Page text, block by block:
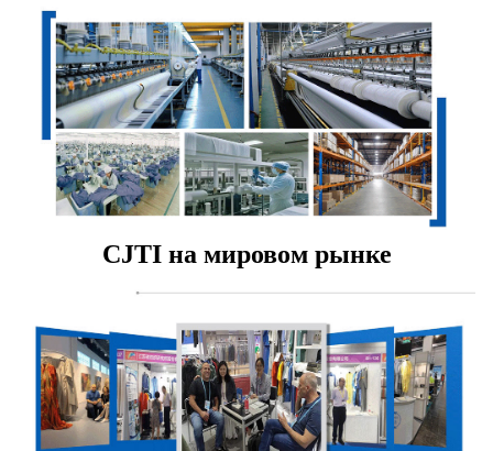
CJTI на мировом рынке